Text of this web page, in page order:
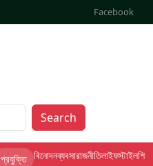
Facebook
Search
প্রযুক্তি বিনোদনব্যবসারাজনীতিলাইফস্টাইলশিক্ষা